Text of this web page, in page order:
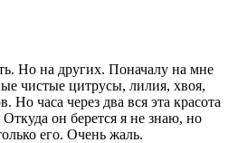
Но на других. Поначалу на мне
чистые цитрусы, лилия, хвоя,
Но часа через два вся эта красота
Откуда он берется я не знаю, но
его. Очень жаль.